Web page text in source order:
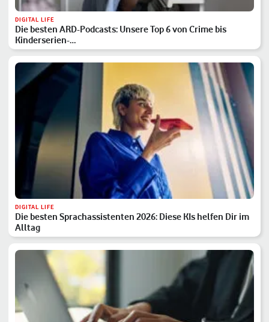
DIGITAL LIFE
Die besten ARD-Podcasts: Unsere Top 6 von Crime bis
Kinderserien-…
DIGITAL LIFE
Die besten Sprachassistenten 2026: Diese KIs helfen Dir im
Alltag